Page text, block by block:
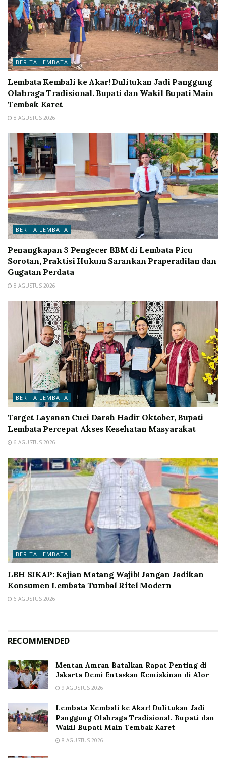
BERITA LEMBATA
Lembata Kembali ke Akar! Dulitukan Jadi Panggung
Olahraga Tradisional. Bupati dan Wakil Bupati Main
Tembak Karet
8 AGUSTUS 2026
BERITA LEMBATA
Penangkapan 3 Pengecer BBM di Lembata Picu
Sorotan, Praktisi Hukum Sarankan Praperadilan dan
Gugatan Perdata
8 AGUSTUS 2026
BERITA LEMBATA
Target Layanan Cuci Darah Hadir Oktober, Bupati
Lembata Percepat Akses Kesehatan Masyarakat
6 AGUSTUS 2026
BERITA LEMBATA
LBH SIKAP: Kajian Matang Wajib! Jangan Jadikan
Konsumen Lembata Tumbal Ritel Modern
6 AGUSTUS 2026
RECOMMENDED
Mentan Amran Batalkan Rapat Penting di
Jakarta Demi Entaskan Kemiskinan di Alor
9 AGUSTUS 2026
Lembata Kembali ke Akar! Dulitukan Jadi
Panggung Olahraga Tradisional. Bupati dan
Wakil Bupati Main Tembak Karet
8 AGUSTUS 2026